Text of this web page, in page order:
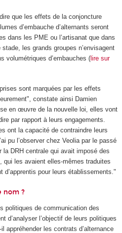
que les effets de la conjoncture
d’embauche d’alternants seront
dans les PME ou l’artisanat que dans
les grands groupes n’envisagent
volumétriques d’embauches (lire sur
sont marquées par les effets
constate ainsi Damien
en œuvre de la nouvelle loi, elles vont
par rapport à leurs engagements.
ont la capacité de contraindre leurs
pu l’observer chez Veolia par le passé
la DRH centrale qui avait imposé des
qui les avaient elles-mêmes traduites
d’apprentis pour leurs établissements."
nom ?
politiques de communication des
d’analyser l’objectif de leurs politiques
appréhender les contrats d’alternance